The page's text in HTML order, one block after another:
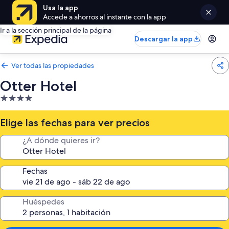
Usa la app
Accede a ahorros al instante con la app
Ir a la sección principal de la página
Descargar la app
Ver todas las propiedades
Otter Hotel
Propiedad
de
4.0
estrellas
Elige las fechas para ver precios
¿A dónde quieres ir?
Fechas
Huéspedes